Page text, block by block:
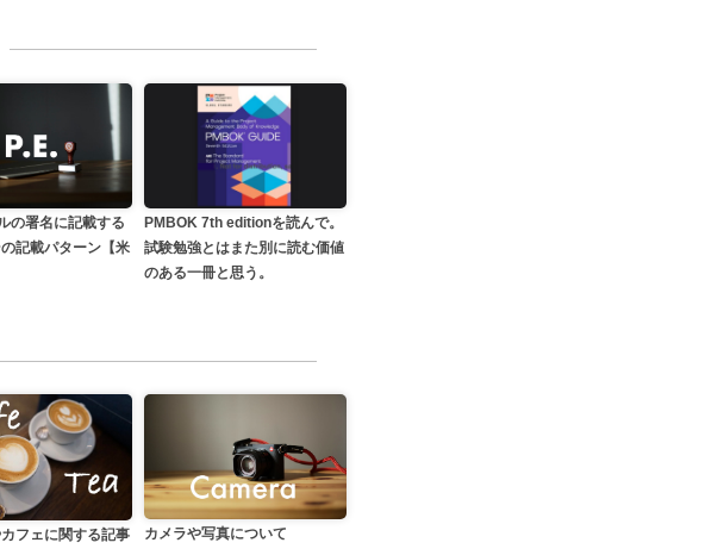
の署名に記載する
記載パターン【米
PMBOK 7th editionを読んで。
試験勉強とはまた別に読む価値
のある一冊と思う。
フェに関する記事 カメラや写真について